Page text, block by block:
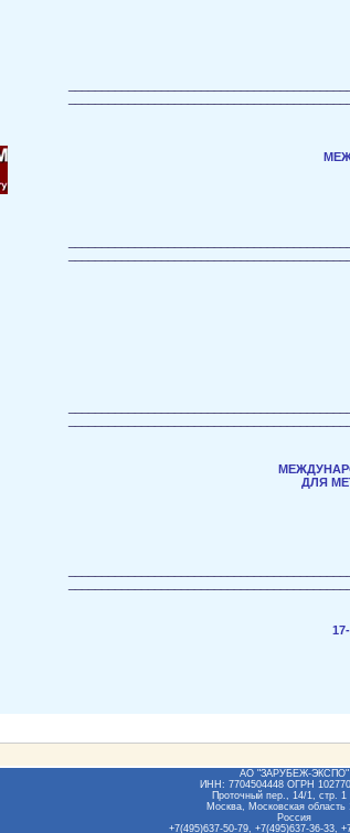
ДЛЯ
АО "ЗАРУБЕЖ-ЭКСПО"
ИНН: 7704504448 ОГРН
Проточный пер., 14/1, стр. 1
Москва, Московская область
Россия
+7(495)637-50-79, +7(495)637-36-33,